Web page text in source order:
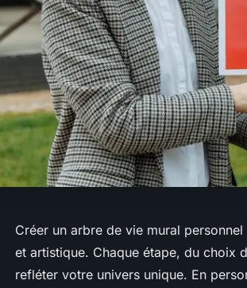
Créer un arbre de vie mural
et artistique. Chaque étape, du choix
refléter votre univers unique. En